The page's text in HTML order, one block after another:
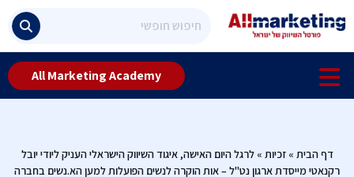
All Marketing Academy
דף הבית »זכיות »לרגל היום האישה, איגוד השיווק הישראלי העניק ליודי יובל
רקנאטי מייסדת ארגון נט"ל – אות הוקרה לנשים הפועלות למען הא.נשים בחברה